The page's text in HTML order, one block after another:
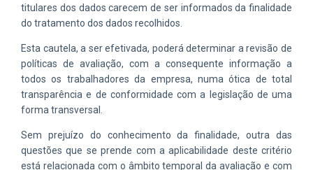
titulares dos dados carecem de ser informados da finalidade
do tratamento dos dados recolhidos.
Esta cautela, a ser efetivada, poderá determinar a revisão de
políticas de avaliação, com a consequente informação a
todos os trabalhadores da empresa, numa ótica de total
transparência e de conformidade com a legislação de uma
forma transversal.
Sem prejuízo do conhecimento da finalidade, outra das
questões que se prende com a aplicabilidade deste critério
está relacionada com o âmbito temporal da avaliação e com